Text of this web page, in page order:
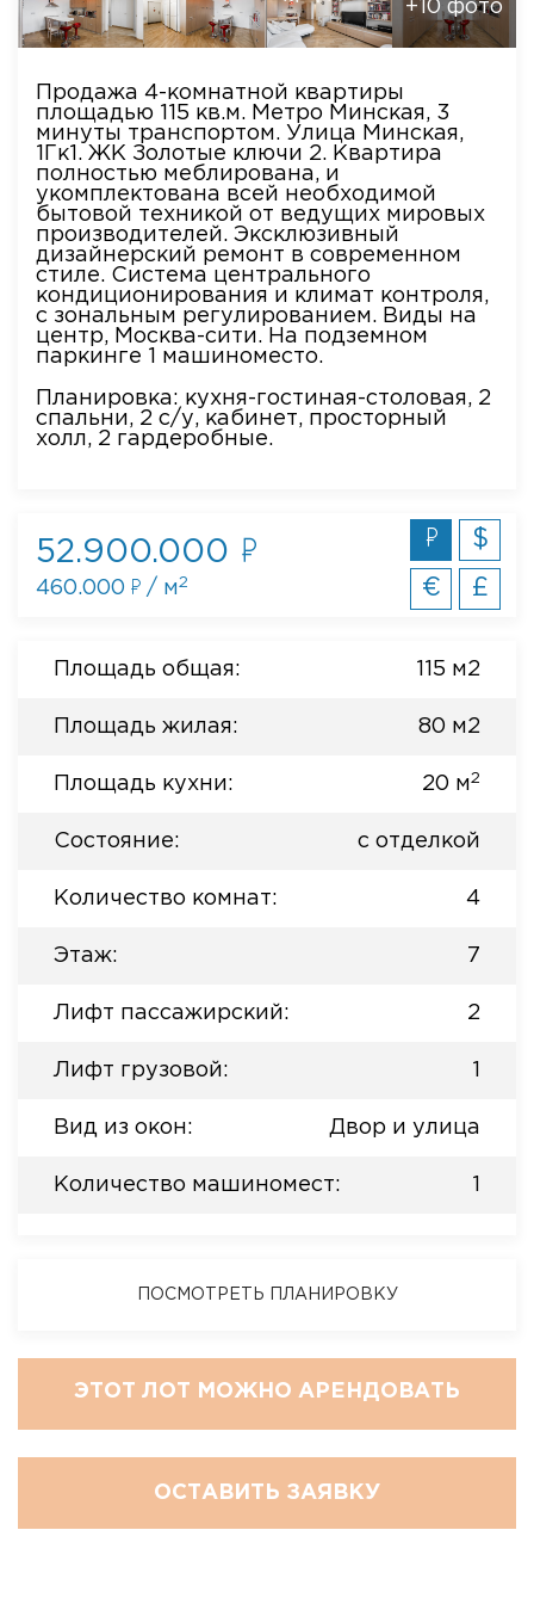
+10 фото
Продажа 4-комнатной квартиры
площадью 115 кв.м. Метро Минская, 3
минуты транспортом. Улица Минская,
1Гк1. ЖК Золотые ключи 2. Квартира
полностью меблирована, и
укомплектована всей необходимой
бытовой техникой от ведущих мировых
производителей. Эксклюзивный
дизайнерский ремонт в современном
стиле. Система центрального
кондиционирования и климат контроля,
с зональным регулированием. Виды на
центр, Москва-сити. На подземном
паркинге 1 машиноместо.
Планировка: кухня-гостиная-столовая, 2
спальни, 2 с/у, кабинет, просторный
холл, 2 гардеробные.
$
£
€
52.900.000
460.000 / м2
Площадь общая: 115 м2
Площадь жилая: 80 м2
Площадь кухни: 20 м2
Состояние: с отделкой
Количество комнат: 4
Этаж: 7
Лифт пассажирский: 2
Лифт грузовой: 1
Вид из окон: Двор и улица
Количество машиномест: 1
ПОСМОТРЕТЬ ПЛАНИРОВКУ
ЭТОТ ЛОТ МОЖНО АРЕНДОВАТЬ
ОСТАВИТЬ ЗАЯВКУ